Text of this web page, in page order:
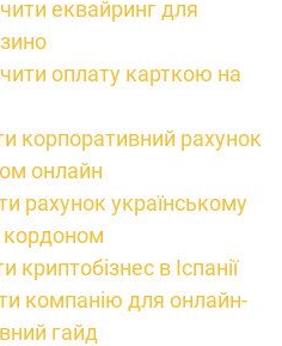
еквайринг для
оплату карткою на
корпоративний рахунок
онлайн
рахунок українському
кордоном
криптобізнес в Іспанії
компанію для онлайн-
гайд